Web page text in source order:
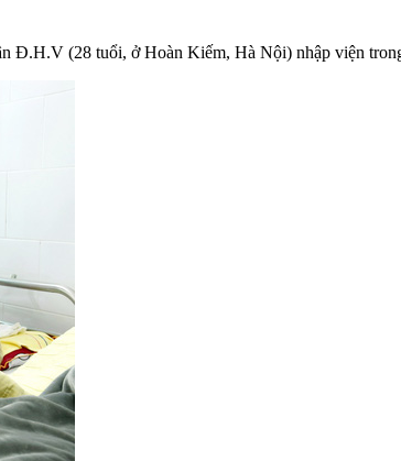
Đ.H.V (28 tuổi, ở Hoàn Kiếm, Hà Nội) nhập viện